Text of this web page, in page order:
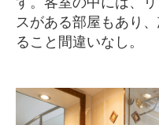
スがある部屋もあり
ること間違いなし。